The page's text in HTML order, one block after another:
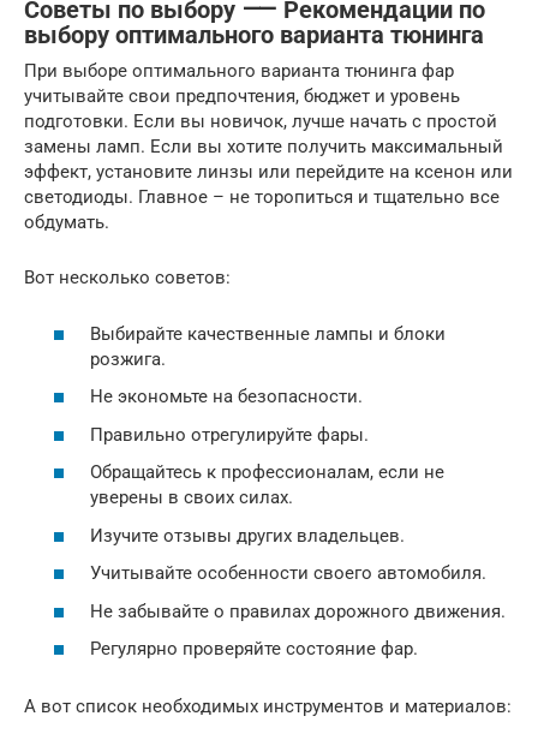
Советы по выбору ⸺ Рекомендации по
выбору оптимального варианта тюнинга
При выборе оптимального варианта тюнинга фар
учитывайте свои предпочтения, бюджет и уровень
подготовки. Если вы новичок, лучше начать с простой
замены ламп. Если вы хотите получить максимальный
эффект, установите линзы или перейдите на ксенон или
светодиоды. Главное – не торопиться и тщательно все
обдумать.
Вот несколько советов:
Выбирайте качественные лампы и блоки
розжига.
Не экономьте на безопасности.
Правильно отрегулируйте фары.
Обращайтесь к профессионалам, если не
уверены в своих силах.
Изучите отзывы других владельцев.
Учитывайте особенности своего автомобиля.
Не забывайте о правилах дорожного движения.
Регулярно проверяйте состояние фар.
А вот список необходимых инструментов и материалов: